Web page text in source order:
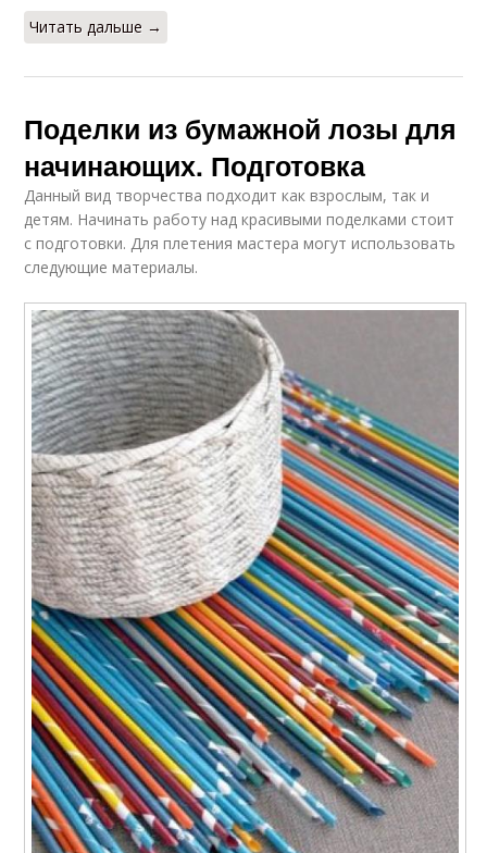
Читать дальше →
Поделки из бумажной лозы для
начинающих. Подготовка
Данный вид творчества подходит как взрослым, так и
детям. Начинать работу над красивыми поделками стоит
с подготовки. Для плетения мастера могут использовать
следующие материалы.